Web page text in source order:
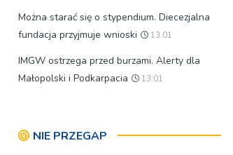
Można starać się o stypendium. Diecezjalna
fundacja przyjmuje wnioski
13:01
IMGW ostrzega przed burzami. Alerty dla
Małopolski i Podkarpacia
13:01
NIE PRZEGAP